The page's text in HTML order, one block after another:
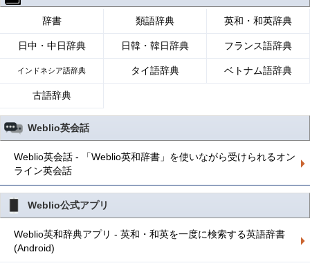
辞書 類語辞典 英和・和英辞典
日中・中日辞典 日韓・韓日辞典 フランス語辞典
インドネシア語辞典 タイ語辞典 ベトナム語辞典
古語辞典
Weblio英会話
Weblio英会話 - 「Weblio英和辞書」を使いながら受けられるオン
ライン英会話
Weblio公式アプリ
Weblio英和辞典アプリ - 英和・和英を一度に検索する英語辞書
(Android)